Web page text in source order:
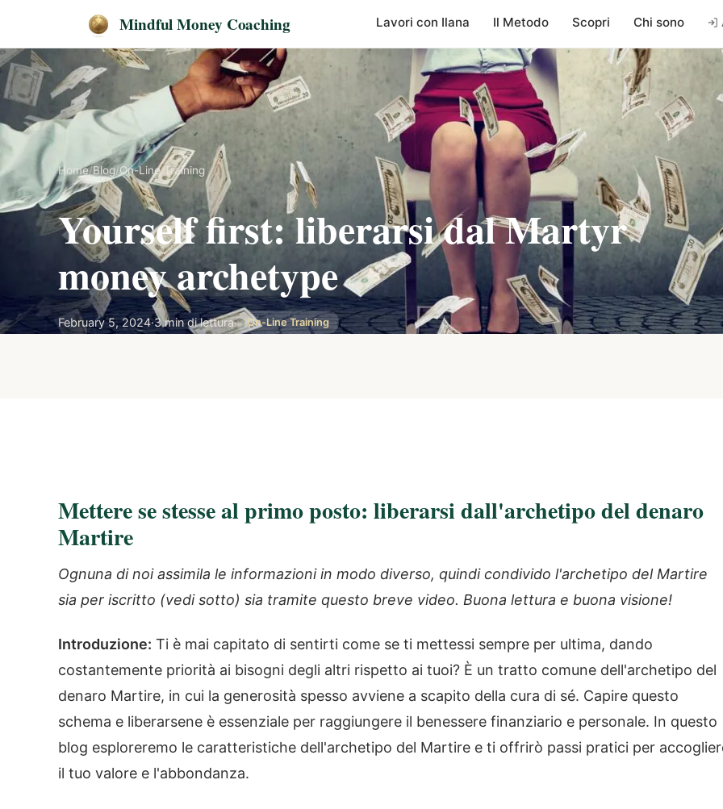
Mindful Money Coaching Lavori con Ilana Il Metodo Scopri Chi sono
Home/Blog/On-Line Training
Yourself first: liberarsi dal Martyr
money archetype
February 5, 2024·3 min di lettura· On-Line Training
Mettere se stesse al primo posto: liberarsi dall'archetipo del denaro
Martire
Ognuna di noi assimila le informazioni in modo diverso, quindi condivido l'archetipo del Martire
sia per iscritto (vedi sotto) sia tramite questo breve video. Buona lettura e buona visione!
Introduzione: Ti è mai capitato di sentirti come se ti mettessi sempre per ultima, dando
costantemente priorità ai bisogni degli altri rispetto ai tuoi? È un tratto comune dell'archetipo del
denaro Martire, in cui la generosità spesso avviene a scapito della cura di sé. Capire questo
schema e liberarsene è essenziale per raggiungere il benessere finanziario e personale. In questo
blog esploreremo le caratteristiche dell'archetipo del Martire e ti offrirò passi pratici per
il tuo valore e l'abbondanza.